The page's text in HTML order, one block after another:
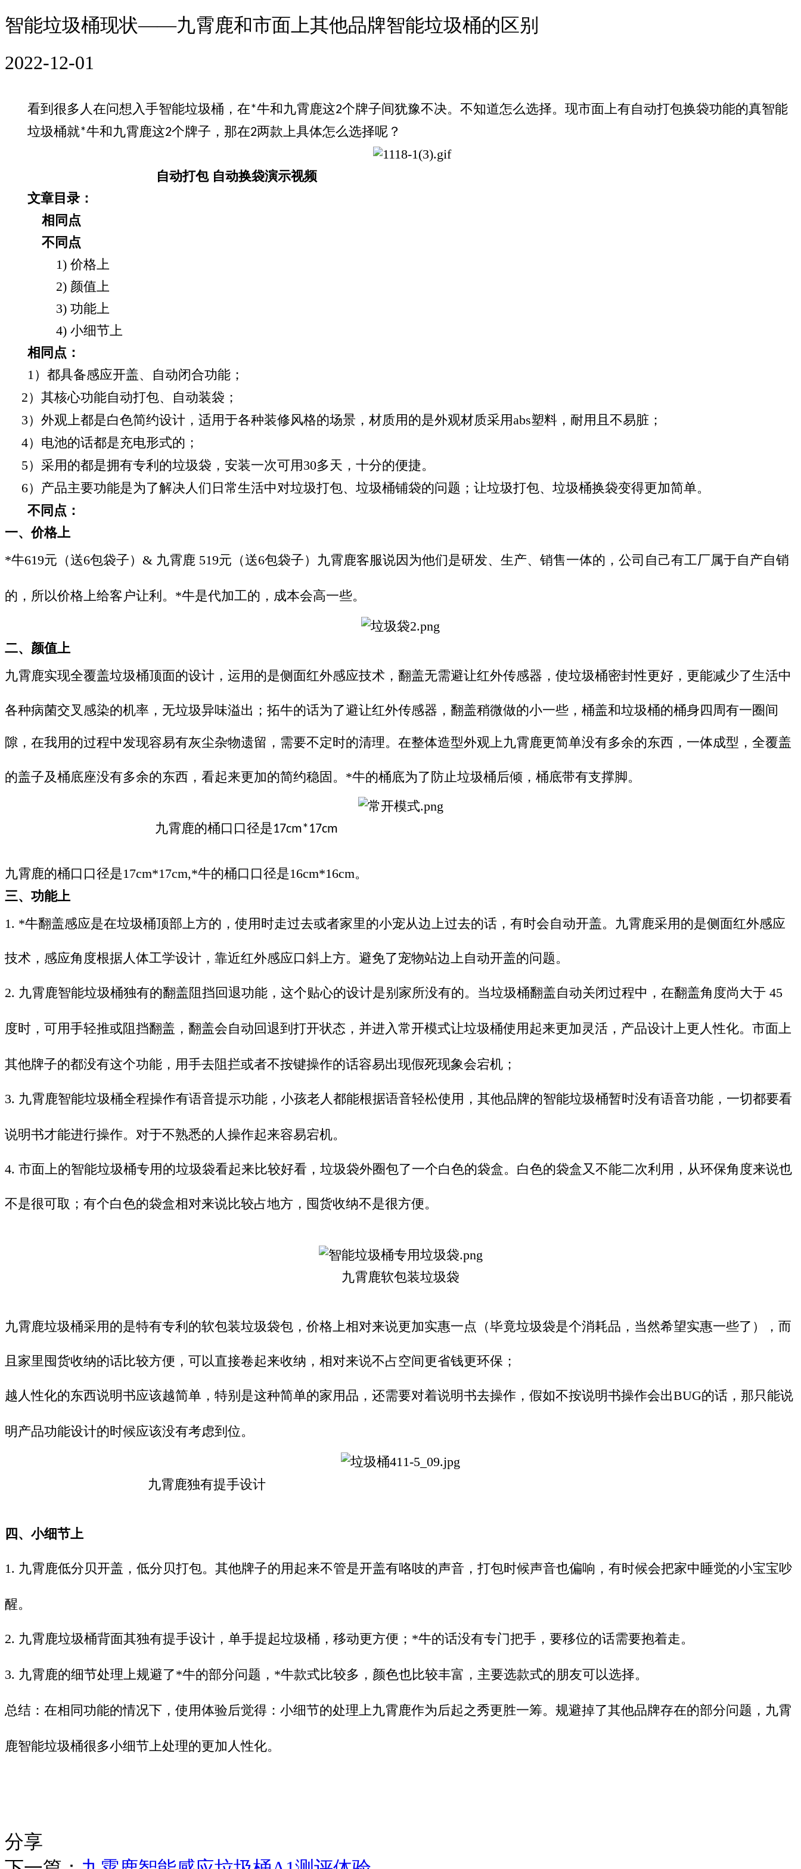
智能垃圾桶现状——九霄鹿和市面上其他品牌智能垃圾桶的区别
2022-12-01
看到很多人在问想入手智能垃圾桶，在*牛和九霄鹿这2个牌子间犹豫不决。不知道怎么选择。现市面上有自动打包换袋功能的真智能
垃圾桶就*牛和九霄鹿这2个牌子，那在2两款上具体怎么选择呢？
自动打包 自动换袋演示视频
文章目录：
相同点
不同点
1) 价格上
2) 颜值上
3) 功能上
4) 小细节上
相同点：
1 ）都具备感应开盖、自动闭合功能；
2）其核心功能自动打包、自动装袋；
3）外观上都是白色简约设计，适用于各种装修风格的场景，材质用的是外观材质采用abs塑料，耐用且不易脏；
4）电池的话都是充电形式的；
5）采用的都是拥有专利的垃圾袋，安装一次可用 30多天，十分的便捷。
6）产品主要功能是为了解决人们日常生活中对垃圾打包、垃圾桶铺袋的问题；让垃圾打包、垃圾桶换袋变得更加简单。
不同点：
一、价格上
*牛619元（送6包袋子） & 九霄鹿 519元（送6包袋子）九霄鹿客服说因为他们是研发、生产、销售一体的，公司自己有工厂属于自产自销
的，所以价格上给客户让利。 *牛是代加工的，成本会高一些。
二、颜值上
九霄鹿实现全覆盖垃圾桶顶面的设计，运用的是侧面红外感应技术，翻盖无需避让红外传感器，使垃圾桶密封性更好， 更能减少了生活中
各种病菌交叉感染的机率，无垃圾异味溢出；拓牛的话为了避让红外传感器，翻盖稍微做的小一些，桶盖和垃圾桶的桶身四周有一圈间
隙，在我用的过程中发现容易有灰尘杂物遗留，需要不定时的清理。 在整体造型外观上九霄鹿更简单没有多余的东西，一体成型，全覆盖
的盖子及桶底座没有多余的东西，看起来更加的简约稳固 。 *牛的桶底为了防止垃圾桶后倾，桶底带有支撑脚。
九霄鹿的桶口口径是17cm*17cm
九霄鹿的桶口口径是17cm*17cm,*牛的桶口口径是16cm*16cm。
三、功能上
1. *牛翻盖感应是在垃圾桶顶部上方的，使用时走过去或者家里的小宠从边上过去的话，有时会自动开盖。九霄鹿采用的是侧面红外感应
技术，感应角度根据人体工学设计，靠近红外感应口斜上方。避免了宠物站边上自动开盖的问题。
2. 九霄鹿智能垃圾桶独有的翻盖阻挡回退功能，这个贴心的设计是别家所没有的。当垃圾桶翻盖自动关闭过程中，在翻盖角度尚大于 45
度时，可用手轻推或阻 挡翻盖，翻盖会自动回退到打开状态，并进入常开模式让垃圾桶使用起来更加灵活，产品设计上更人性化。 市面上
其他牌子的都没有这个功能，用手去阻拦或者不按键操作的话容易出现假死现象会宕机；
3. 九霄鹿智能垃圾桶全程操作有语音提示功能，小孩老人都能根据语音轻松使用， 其他品牌的智能垃圾桶暂时没有语音功能，一切都要看
说明书才能进行操作。 对于不熟悉的人操作起来容易宕机。
4. 市面上的智能垃圾桶专用的垃圾袋看起来比较好看，垃圾袋外圈包了一个白色的袋盒。白色的袋盒又不能二次利用，从环保角度来说也
不是很可取；有个白色的袋盒相对来说比较占地方，囤货收纳不是很方便。
九霄鹿软包装垃圾袋
九霄鹿垃圾桶采用的是特有专利的软包装垃圾袋包，价格上相对来说更加实惠一点（毕竟垃圾袋是个消耗品，当然希望实惠一些了）， 而
且家里囤货收纳的话比较方便，可以直接卷起来收纳，相对来说不占空间更省钱更环保；
越人性化的东西说明书应该越简单，特别是这种简单的家用品，还需要对着说明书去操作，假如不按说明书操作会出BUG的话，那只能说
明产品功能设计的时候应该没有考虑到位。
九霄鹿独有提手设计
四、小细节上
1. 九霄鹿低分贝开盖，低分贝打包。 其他牌子的用起来不管是开盖有咯吱的声音，打包时候声音也偏响，有时候会把家中睡觉的小宝宝吵
醒。
2. 九霄鹿垃圾桶背面其独有提手设计，单手提起垃圾桶，移动更方便； *牛的话没有专门把手，要移位的话需要抱着走。
3. 九霄鹿的细节处理上规避了*牛的部分问题， *牛款式比较多 ， 颜色也比较丰富，主要选款式的朋友可以选择。
总结： 在相同功能的情况下，使用体验后觉得：小细节的处理上九霄鹿作为后起之秀更胜一筹。 规避掉了其他品牌存在的部分问题，九霄
鹿智能垃圾桶很多小细节上处理的更加人性化。
分享